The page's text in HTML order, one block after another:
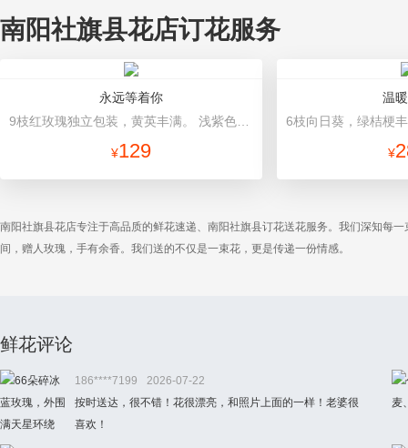
南阳社旗县花店订花服务
永远等着你
¥129
温
¥
南阳社旗县花店专注于高品质的鲜花速递、南阳社旗县订花送花服务。我们深知每
间，赠人玫瑰，手有余香。我们送的不仅是一束花，更是传递一份情感。
鲜花评论
186****7199
2026-07-22
按时送达，很不错！花很漂亮，和照片上面的一样！老婆很
喜欢！